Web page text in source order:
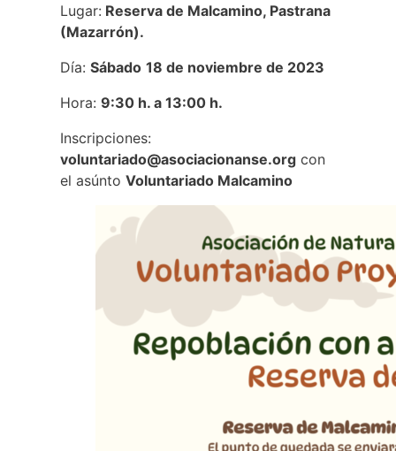
Lugar: Reserva de Malcamino, Pastrana
(Mazarrón).
Día: Sábado 18 de noviembre de 2023
Hora: 9:30 h. a 13:00 h.
Inscripciones:
voluntariado@asociacionanse.org con
el asúnto Voluntariado Malcamino